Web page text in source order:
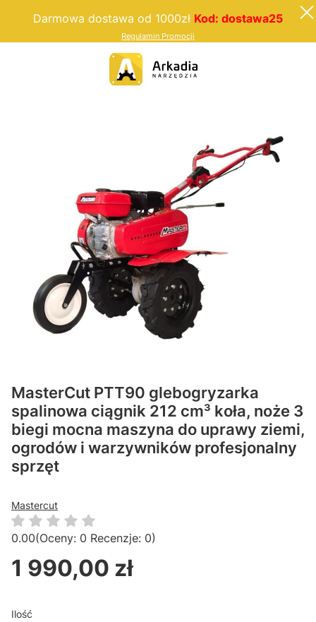
Darmowa dostawa od 1000zł Kod: dostawa25
Regulamin Promocji
MasterCut PTT90 glebogryzarka
spalinowa ciągnik 212 cm³ koła, noże 3
biegi mocna maszyna do uprawy ziemi,
ogrodów i warzywników profesjonalny
sprzęt
Mastercut
0.00(Oceny: 0 Recenzje: 0)
Cena
1 990,00 zł
Ilość